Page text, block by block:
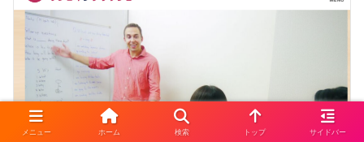
メニュー ホーム 検索 トップ サイドバー